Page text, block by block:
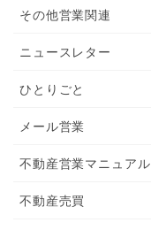
その他営業関連
ニュースレター
ひとりごと
メール営業
不動産営業マニュアル
不動産売買